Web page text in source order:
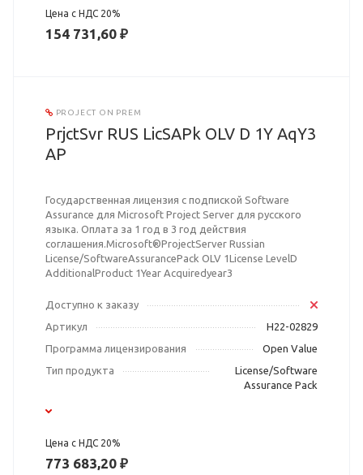
Цена с НДС 20%
154 731,60 ₽
PROJECT ON PREM
PrjctSvr RUS LicSAPk OLV D 1Y AqY3
AP
Государственная лицензия с подпиской Software
Assurance для Microsoft Project Server для русского
языка. Оплата за 1 год в 3 год действия
соглашения.Microsoft®ProjectServer Russian
License/SoftwareAssurancePack OLV 1License LevelD
AdditionalProduct 1Year Acquiredyear3
Доступно к заказу
Артикул
H22-02829
Программа лицензирования
Open Value
Тип продукта
License/Software
Assurance Pack
Цена с НДС 20%
773 683,20 ₽